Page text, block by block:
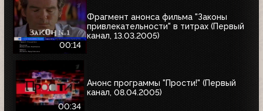
00:14
Фрагмент анонса фильма "Законы
привлекательности" в титрах (Первый
канал, 13.03.2005)
00:34
Анонс программы "Прости!" (Первый
канал, 08.04.2005)